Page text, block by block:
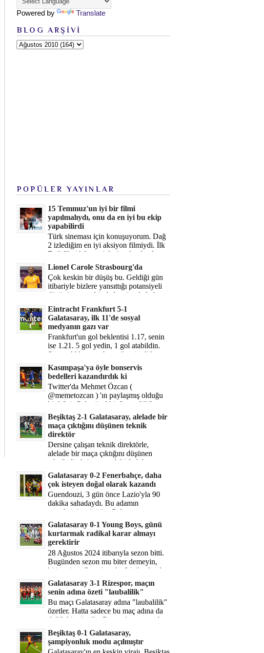
Powered by Translate
BLOG ARŞİVİ
POPÜLER YAYINLAR
15 Temmuz'un iyi bir filmi
yapılmalıydı, onu da en iyi bu ekip
yapabilirdi
Türk sineması için konuşuyorum. Dağ
2 izlediğim en iyi aksiyon filmiydi. İlk
Dağ filmi hikayesiyle ön plandaydı,
Dağ 2 ise belki o hika...
Lionel Carole Strasbourg'da
Çok keskin bir düşüş bu. Geldiği gün
itibariyle bizlere yansıttığı potansiyeli
düşünüyorum, bir de bugüne bakalım.
Eintracht Frankfurt 5-1
Galatasaray, ilk 11'de sosyal
medyanın gazı var
Frankfurt'un gol beklentisi 1.17, senin
ise 1.21. 5 gol yedin, 1 gol atabildin.
Şanssızlıkla mı anlatacağız şimdi bu
durumu? Rakibin 5 ş...
Kasımpaşa'ya öyle bonservis
bedelleri kazandırdık ki
Twitter'da Mehmet Özcan (
@memetozcan ) 'ın paylaşmış olduğu
bir bilgi. Çok güzel bir "nostaljik" pas
diyelim. Kasımpaşa...
Beşiktaş 2-1 Galatasaray, alelade bir
maça çıktığını düşünen teknik
direktör
Dersine çalışan teknik direktörle,
alelade bir maça çıktığını düşünen
teknik direktör arasındaki fark bu
işte. Solskjaer'in çalıştığı de...
Galatasaray 0-2 Fenerbahçe, daha
çok isteyen doğal olarak kazandı
Guendouzi, 3 gün önce Lazio'yla 90
dakika sahadaydı. Bu adamın
transferini yetiştirip, Galatasaray
karşısında 11 oynamasını sağlıyorsun....
Galatasaray 0-1 Young Boys, günü
kurtarmak radikal karar almayı
gerektirir
28 Ağustos 2024 itibarıyla sezon bitti.
Bugünden sezon mu biter demeyin,
bitiyor işte. Şampiyonlar Ligi'ne katılım
hakkı senin misyonun ...
Galatasaray 3-1 Rizespor, maçın
senin adına özeti "laubalilik"
Bu maçı Galatasaray adına "laubalilik"
özetler. Hatta sadece bu maç adına da
değil, bir süredir. Geçen 4 maçta sadece
1 gol yedin ...
Beşiktaş 0-1 Galatasaray,
şampiyonluk modu açılmıştır